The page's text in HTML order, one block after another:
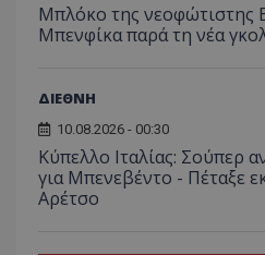
Μπλόκο της νεοφώτιστης
Μπενφίκα παρά τη νέα
ΔΙΕΘΝΗ
10.08.2026 - 00:30
Κύπελλο Ιταλίας: Σούπερ
για Μπενεβέντο - Πέταξε
Αρέτσο